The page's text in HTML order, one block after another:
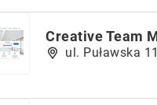
Creative Team
ul. Puławska